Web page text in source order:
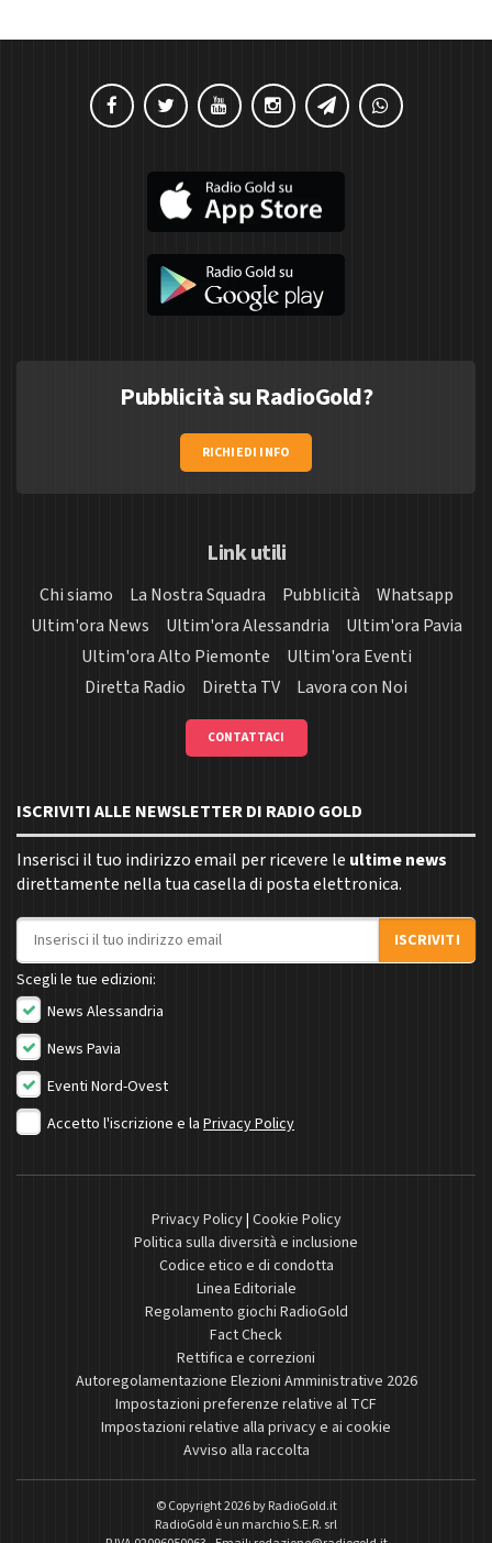
Pubblicità su RadioGold?
RICHIEDI INFO
Link utili
Chi siamo La Nostra Squadra Pubblicità
Whatsapp
Ultim'ora News
Ultim'ora Alessandria
Ultim'ora Pavia
Ultim'ora Alto Piemonte
Ultim'ora Eventi
Diretta Radio
Diretta TV Lavora con Noi
CONTATTACI
ISCRIVITI ALLE NEWSLETTER DI RADIO GOLD
Inserisci il tuo indirizzo email per ricevere le ultime news
direttamente nella tua casella di posta elettronica.
Indirizzo email
ISCRIVITI
Scegli le tue edizioni:
News Alessandria
News Pavia
Eventi Nord-Ovest
Accetto l'iscrizione e la Privacy Policy
Privacy Policy| Cookie Policy
Politica sulla diversità e inclusione
Codice etico e di condotta
Linea Editoriale
Regolamento giochi RadioGold
Fact Check
Rettifica e correzioni
Autoregolamentazione Elezioni Amministrative 2026
Impostazioni preferenze relative al TCF
Impostazioni relative alla privacy e ai cookie
Avviso alla raccolta
© Copyright 2026 byRadioGold.it
RadioGold è un marchio S.E.R. srl